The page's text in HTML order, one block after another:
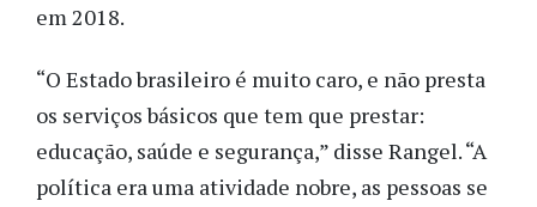
em 2018.
“O Estado brasileiro é muito caro, e não presta
os serviços básicos que tem que prestar:
educação, saúde e segurança,” disse Rangel. “A
política era uma atividade nobre, as pessoas se